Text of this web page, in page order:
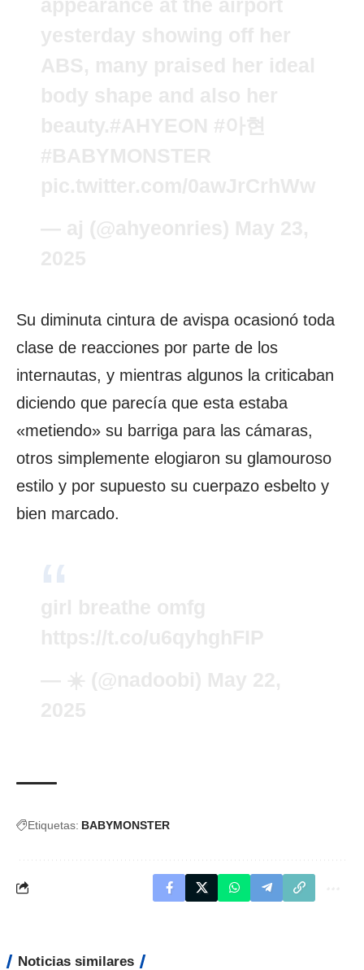
Su diminuta cintura de avispa ocasionó toda
clase de reacciones por parte de los
internautas, y mientras algunos la criticaban
diciendo que parecía que esta estaba
«metiendo» su barriga para las cámaras,
otros simplemente elogiaron su glamouroso
estilo y por supuesto su cuerpazo esbelto y
bien marcado.
Etiquetas: BABYMONSTER
Noticias similares